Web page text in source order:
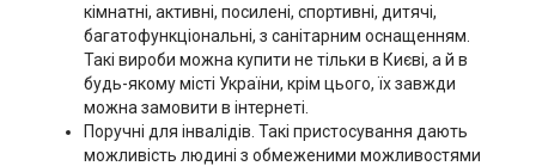
кімнатні, активні, посилені, спортивні, дитячі,
багатофункціональні, з санітарним оснащенням.
Такі вироби можна купити не тільки в Києві, а й в
будь-якому місті України, крім цього, їх завжди
можна замовити в інтернеті.
Поручні для інвалідів. Такі пристосування дають
можливість людині з обмеженими можливостями